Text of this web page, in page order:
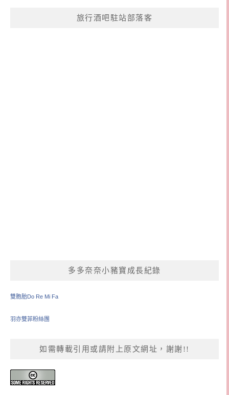
旅行酒吧駐站部落客
多多奈奈小豬寶成長紀錄
雙胞胎Do Re Mi Fa
羽亦雙菲粉絲團
如需轉載引用或請附上原文網址，謝謝!!